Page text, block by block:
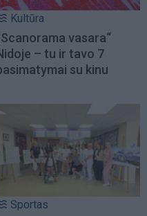
Kultūra
vasara“
– tu ir tavo 7
su kinu
Sportas